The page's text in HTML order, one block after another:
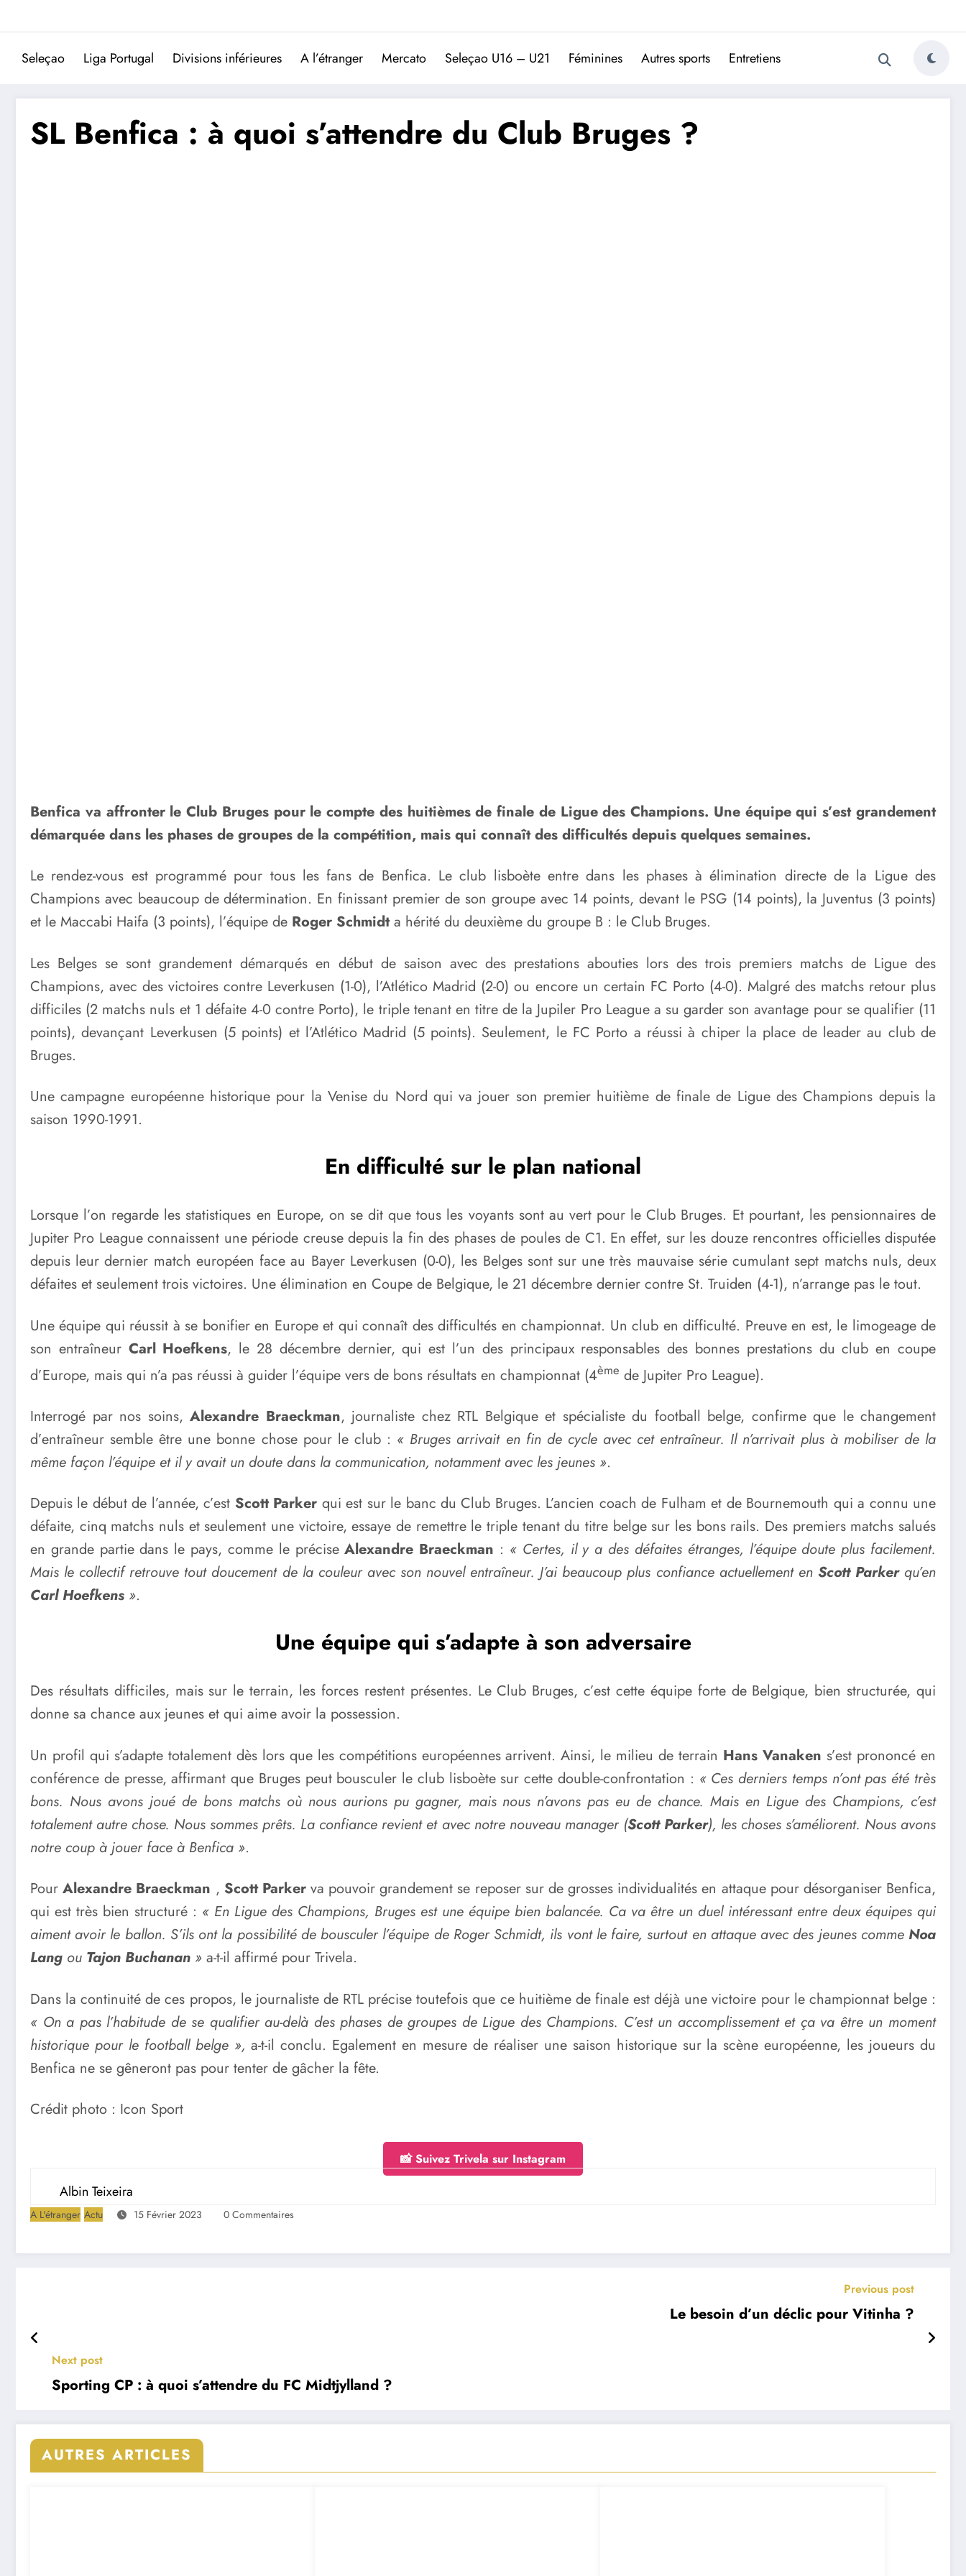
Trivela
L'actualité du football portugais
Seleçao Liga Portugal Divisions inférieures A l’étranger Mercato Seleçao U16 – U21 Féminines Autres sports Entretiens
SL Benfica : à quoi s’attendre du Club Bruges ?
Benfica va affronter le Club Bruges pour le compte des huitièmes de finale de Ligue des Champions. Une équipe qui s’est grandement
démarquée dans les phases de groupes de la compétition, mais qui connaît des difficultés depuis quelques semaines.
Le rendez-vous est programmé pour tous les fans de Benfica. Le club lisboète entre dans les phases à élimination directe de la Ligue des
Champions avec beaucoup de détermination. En finissant premier de son groupe avec 14 points, devant le PSG (14 points), la Juventus (3 points)
et le Maccabi Haifa (3 points), l’équipe de Roger Schmidta hérité du deuxième du groupe B : le Club Bruges.
Les Belges se sont grandement démarqués en début de saison avec des prestations abouties lors des trois premiers matchs de Ligue des
Champions, avec des victoires contre Leverkusen (1-0), l’Atlético Madrid (2-0) ou encore un certain FC Porto (4-0). Malgré des matchs retour plus
difficiles (2 matchs nuls et 1 défaite 4-0 contre Porto), le triple tenant en titre de la Jupiler Pro League a su garder son avantage pour se qualifier (11
points), devançant Leverkusen (5 points) et l’Atlético Madrid (5 points). Seulement, le FC Porto a réussi à chiper la place de leader au club de
Bruges.
Une campagne européenne historique pour la Venise du Nord qui va jouer son premier huitième de finale de Ligue des Champions depuis la
saison 1990-1991.
En difficulté sur le plan national
Lorsque l’on regarde les statistiques en Europe, on se dit que tous les voyants sont au vert pour le Club Bruges. Et pourtant, les pensionnaires de
Jupiter Pro League connaissent une période creuse depuis la fin des phases de poules de C1. En effet, sur les douze rencontres officielles disputée
depuis leur dernier match européen face au Bayer Leverkusen (0-0), les Belges sont sur une très mauvaise série cumulant sept matchs nuls, deux
défaites et seulement trois victoires. Une élimination en Coupe de Belgique, le 21 décembre dernier contre St. Truiden (4-1), n’arrange pas le tout.
Une équipe qui réussit à se bonifier en Europe et qui connaît des difficultés en championnat. Un club en difficulté. Preuve en est, le limogeage de
son entraîneur Carl Hoefkens, le 28 décembre dernier, qui est l’un des principaux responsables des bonnes prestations du club en coupe
d’Europe, mais qui n’a pas réussi à guider l’équipe vers de bons résultats en championnat (4ème de Jupiter Pro League).
Interrogé par nos soins, Alexandre Braeckman, journaliste chez RTL Belgique et spécialiste du football belge, confirme que le changement
d’entraîneur semble être une bonne chose pour le club : « Bruges arrivait en fin de cycle avec cet entraîneur. Il n’arrivait plus à mobiliser de la
même façon l’équipe et il y avait un doute dans la communication, notamment avec les jeunes ».
Depuis le début de l’année, c’est Scott Parker qui est sur le banc du Club Bruges. L’ancien coach de Fulham et de Bournemouth qui a connu une
défaite, cinq matchs nuls et seulement une victoire, essaye de remettre le triple tenant du titre belge sur les bons rails. Des premiers matchs salués
en grande partie dans le pays, comme le préciseAlexandre Braeckman : « Certes, il y a des défaites étranges, l’équipe doute plus facilement.
Mais le collectif retrouve tout doucement de la couleur avec son nouvel entraîneur. J’ai beaucoup plus confiance actuellement en Scott Parkerqu’en
Carl Hoefkens ».
Une équipe qui s’adapte à son adversaire
Des résultats difficiles, mais sur le terrain, les forces restent présentes. Le Club Bruges, c’est cette équipe forte de Belgique, bien structurée, qui
donne sa chance aux jeunes et qui aime avoir la possession.
Un profil qui s’adapte totalement dès lors que les compétitions européennes arrivent. Ainsi, le milieu de terrain Hans Vanaken s’est prononcé en
conférence de presse, affirmant que Bruges peut bousculer le club lisboète sur cette double-confrontation : « Ces derniers temps n’ont pas été très
bons. Nous avons joué de bons matchs où nous aurions pu gagner, mais nous n’avons pas eu de chance. Mais en Ligue des Champions, c’est
totalement autre chose. Nous sommes prêts. La confiance revient et avec notre nouveau manager (Scott Parker), les choses s’améliorent. Nous avons
notre coup à jouer face à Benfica ».
PourAlexandre Braeckman , Scott Parkerva pouvoir grandement se reposer sur de grosses individualités en attaque pour désorganiser Benfica,
qui est très bien structuré : « En Ligue des Champions, Bruges est une équipe bien balancée. Ca va être un duel intéressant entre deux équipes qui
aiment avoir le ballon. S’ils ont la possibilité de bousculer l’équipe de Roger Schmidt, ils vont le faire, surtout en attaque avec des jeunes comme Noa
Lang ou Tajon Buchanan » a-t-il affirmé pour Trivela.
Dans la continuité de ces propos, le journaliste de RTL précise toutefois que ce huitième de finale est déjà une victoire pour le championnat belge :
« On a pas l’habitude de se qualifier au-delà des phases de groupes de Ligue des Champions. C’est un accomplissement et ça va être un moment
historique pour le football belge »,a-t-il conclu. Egalement en mesure de réaliser une saison historique sur la scène européenne, les joueurs du
Benfica ne se gêneront pas pour tenter de gâcher la fête.
Crédit photo : Icon Sport
📸 Suivez Trivela sur Instagram
Albin Teixeira
A L'étranger Actu 15 Février 2023 0 Commentaires
Previous post
Le besoin d’un déclic pour Vitinha ?
Next post
Sporting CP : à quoi s’attendre du FC Midtjylland ?
AUTRES ARTICLES